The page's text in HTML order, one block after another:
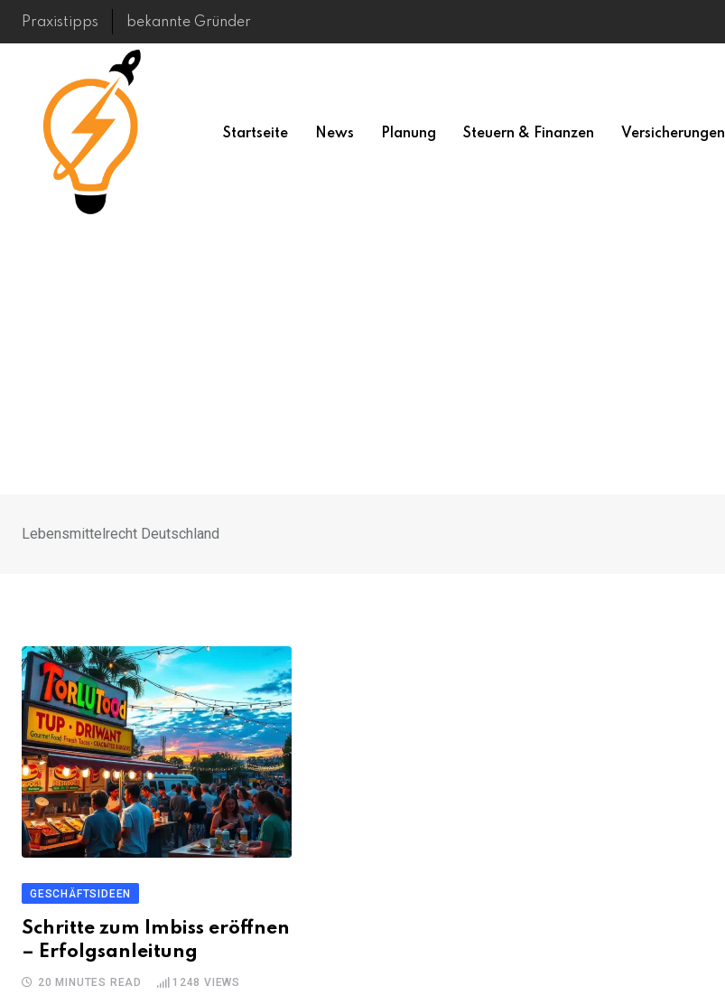
Skip
Praxistipps bekannte Gründer
Startseite News Planung Steuern & Finanzen Versicherungen
Lebensmittelrecht Deutschland
GESCHÄFTSIDEEN
Schritte zum Imbiss eröffnen
– Erfolgsanleitung
20 MINUTES READ 1248 VIEWS